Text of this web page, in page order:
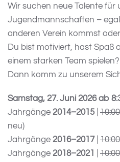
Wir suchen neue Talente für
Jugendmannschaften –
anderen Verein kommst
Du bist motiviert, hast Spaß
einem starken Team spielen?
Dann komm zu unserem
Samstag, 27. Juni 2026 ab
Jahrgänge 2014–2015|
neu)
Jahrgänge 2016–2017|
Jahrgänge 2018–2021